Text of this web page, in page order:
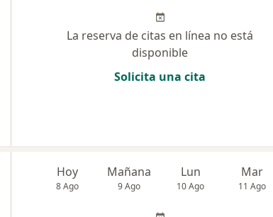
La reserva de citas en línea no está
disponible
Solicita una cita
Hoy
8 Ago
Mañana
9 Ago
Lun
10 Ago
Mar
11 Ago